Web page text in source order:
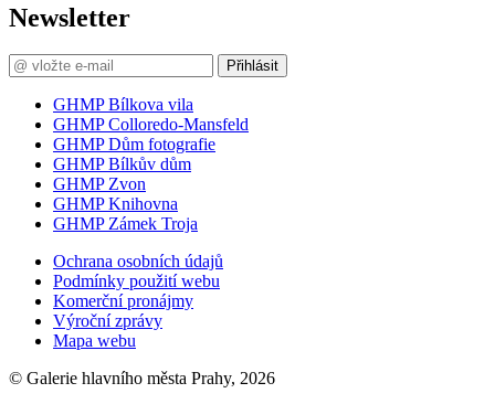
Newsletter
Přihlásit
GHMP Bílkova vila
GHMP Colloredo-Mansfeld
GHMP Dům fotografie
GHMP Bílkův dům
GHMP Zvon
GHMP Knihovna
GHMP Zámek Troja
Ochrana osobních údajů
Podmínky použití webu
Komerční pronájmy
Výroční zprávy
Mapa webu
© Galerie hlavního města Prahy, 2026